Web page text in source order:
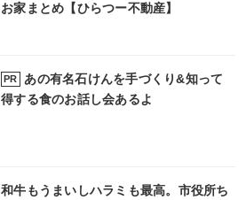
お家まとめ【ひらつー不動産】
PR
あの有名石けんを手づくり&知って
得する食のお話し会あるよ
和牛もうまいしハラミも最高。市役所ち